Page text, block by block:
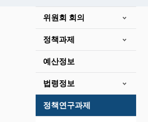
위원회 회의
정책과제
예산정보
법령정보
정책연구과제